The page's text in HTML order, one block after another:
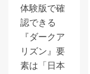
体験版で確
認できる
『ダークア
リズン』要
素は「日本